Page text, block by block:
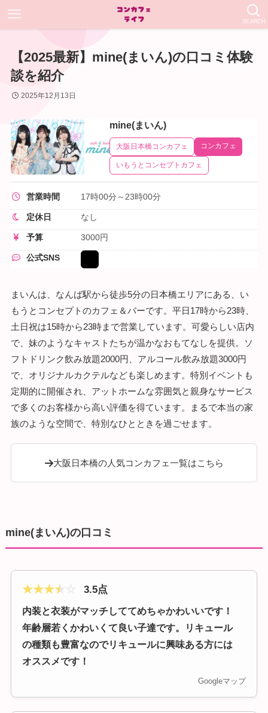
SEARCH
【2025最新】mine(まいん)の口コミ体験
談を紹介
2025年12月13日
mine(まいん)
大阪日本橋コンカフェ コンカフェ
いもうとコンセプトカフェ
営業時間 17時00分～23時00分
定休日 なし
予算 3000円
公式SNS
まいんは、なんば駅から徒歩5分の日本橋エリアにある、い
もうとコンセプトのカフェ＆バーです。平日17時から23時、
土日祝は15時から23時まで営業しています。可愛らしい店内
で、妹のようなキャストたちが温かなおもてなしを提供。ソ
フトドリンク飲み放題2000円、アルコール飲み放題3000円
で、オリジナルカクテルなども楽しめます。特別イベントも
定期的に開催され、アットホームな雰囲気と親身なサービス
で多くのお客様から高い評価を得ています。まるで本当の家
族のような空間で、特別なひとときを過ごせます。
大阪日本橋の人気コンカフェ一覧はこちら
mine(まいん)の口コミ
★★★★ 3.5点
内装と衣装がマッチしててめちゃかわいいです！
年齢層若くかわいくて良い子達です。リキュール
の種類も豊富なのでリキュールに興味ある方には
オススメです！
Googleマップ